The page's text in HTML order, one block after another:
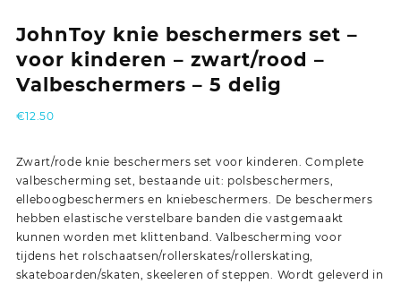
JohnToy knie beschermers set –
voor kinderen – zwart/rood –
Valbeschermers – 5 delig
€12.50
Zwart/rode knie beschermers set voor kinderen. Complete
valbescherming set, bestaande uit: polsbeschermers,
elleboogbeschermers en kniebeschermers. De beschermers
hebben elastische verstelbare banden die vastgemaakt
kunnen worden met klittenband. Valbescherming voor
tijdens het rolschaatsen/rollerskates/rollerskating,
skateboarden/skaten, skeeleren of steppen. Wordt geleverd in